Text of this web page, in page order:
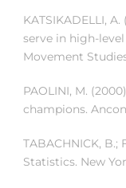
KATSIKADELLI,
serve in high-
Movement
PAOLINI, M.
champions.
TABACHNICK, B.;
Statistics. New